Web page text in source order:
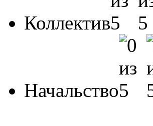
Коллектив
Начальство